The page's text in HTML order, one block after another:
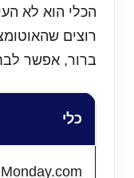
הכלי הוא לא
רוצים
ברור, אפשר
כלי
Monday.com